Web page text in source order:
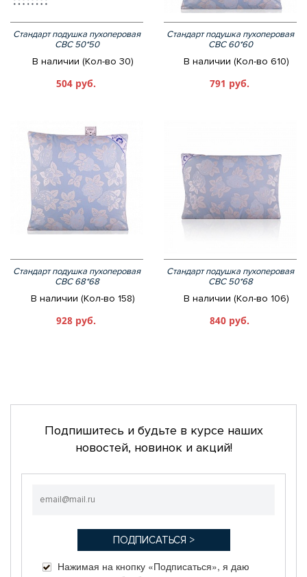
Стандарт подушка пухоперовая
СВС 50*50
В наличии (Кол-во 30)
504 руб.
Стандарт подушка пухоперовая
СВС 60*60
В наличии (Кол-во 610)
791 руб.
Стандарт подушка пухоперовая
СВС 68*68
В наличии (Кол-во 158)
928 руб.
Стандарт подушка пухоперовая
СВС 50*68
В наличии (Кол-во 106)
840 руб.
Подпишитесь и будьте в курсе наших
новостей, новинок и акций!
Нажимая на кнопку «Подписаться», я даю